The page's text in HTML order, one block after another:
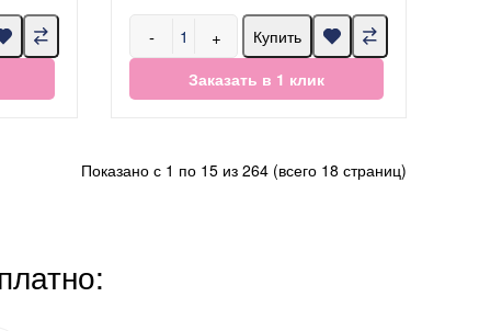
- +
Купить
Заказать в 1 клик
Показано с 1 по 15 из 264 (всего 18 страниц)